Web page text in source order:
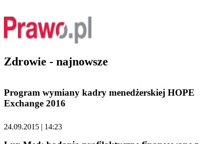
Zdrowie - najnowsze
Program wymiany kadry menedżerskiej HOPE
Exchange 2016
24.09.2015 | 14:23